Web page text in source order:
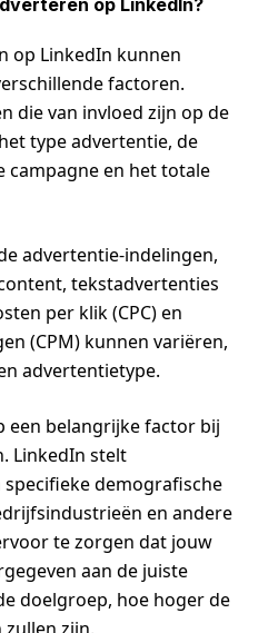
op LinkedIn kunnen
factoren.
die van invloed zijn op de
type advertentie, de
campagne en het totale
advertentie-indelingen,
tekstadvertenties
per klik (CPC) en
(CPM) kunnen variëren,
advertentietype.
een belangrijke factor bij
LinkedIn stelt
demografische
en andere
te zorgen dat jouw
aan de juiste
doelgroep, hoe hoger de
zijn.